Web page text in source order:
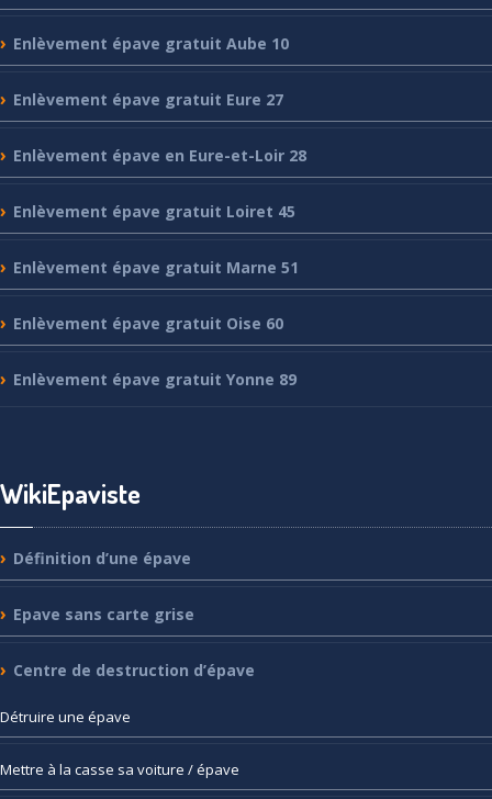
Enlèvement épave gratuit Aube 10
Enlèvement épave gratuit Eure 27
Enlèvement épave en Eure-et-Loir 28
Enlèvement épave gratuit Loiret 45
Enlèvement épave gratuit Marne 51
Enlèvement épave gratuit Oise 60
Enlèvement épave gratuit Yonne 89
WikiEpaviste
Définition d’une épave
Epave sans carte grise
Centre de destruction d’épave
Détruire une épave
Mettre à la casse sa voiture / épave